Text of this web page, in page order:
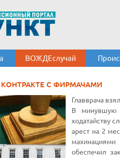
ВОЖДЕслучай
КОНТРАКТЕ С ФИРМАЧАМИ
Главврача
В минувшую
ходатайству
арест на 2
обеспечил